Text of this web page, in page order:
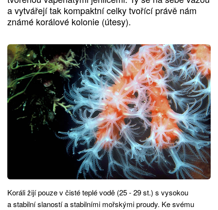
a vytvářejí tak kompaktní celky tvořící právě nám
známé korálové kolonie (útesy).
Koráli žijí pouze v čisté teplé vodě (25 - 29 st.) s vysokou
a stabilní slaností a stabilními mořskými proudy. Ke svému